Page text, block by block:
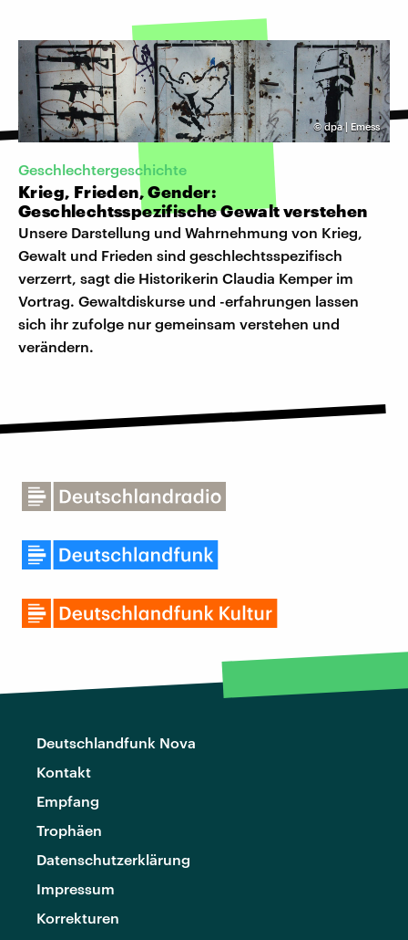
©dpa | Emess
Geschlechtergeschichte
Krieg, Frieden, Gender:
Geschlechtsspezifische Gewalt verstehen
Unsere Darstellung und Wahrnehmung von Krieg,
Gewalt und Frieden sind geschlechtsspezifisch
verzerrt, sagt die Historikerin Claudia Kemper im
Vortrag. Gewaltdiskurse und -erfahrungen lassen
sich ihr zufolge nur gemeinsam verstehen und
verändern.
Deutschlandfunk Nova
Kontakt
Empfang
Trophäen
Datenschutzerklärung
Impressum
Korrekturen